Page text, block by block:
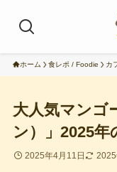
ホーム 食レポ / Foodie カ
大人気マンゴ
ン）」2025年
2025年4月11日 2025